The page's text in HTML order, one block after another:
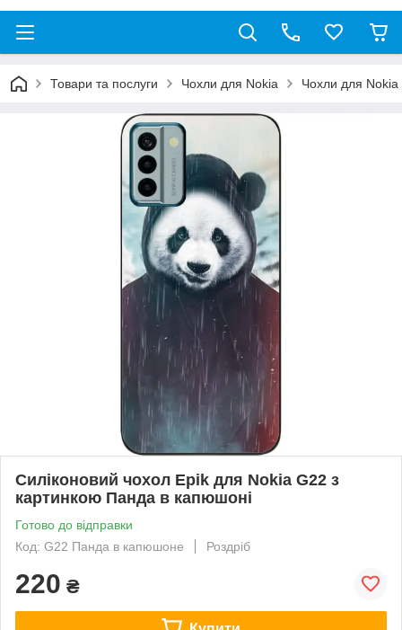
Товари та послуги Чохли для Nokia Чохли для Nokia
Силіконовий чохол Epik для Nokia G22 з
картинкою Панда в капюшоні
Готово до відправки
Код: G22 Панда в капюшоне
Роздріб
220 ₴